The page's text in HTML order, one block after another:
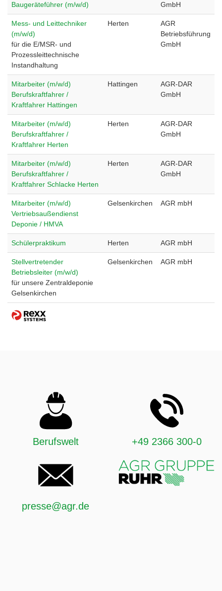
Baugeräteführer (m/w/d)
GmbH
Mess- und Leittechniker
(m/w/d)
für die E/MSR- und
Prozessleittechnische
Instandhaltung
Herten
AGR
Betriebsführung
GmbH
Mitarbeiter (m/w/d)
Berufskraftfahrer /
Kraftfahrer Hattingen
Hattingen
AGR-DAR
GmbH
Mitarbeiter (m/w/d)
Berufskraftfahrer /
Kraftfahrer Herten
Herten
AGR-DAR
GmbH
Mitarbeiter (m/w/d)
Berufskraftfahrer /
Kraftfahrer Schlacke Herten
Herten
AGR-DAR
GmbH
Mitarbeiter (m/w/d)
Vertriebsaußendienst
Deponie / HMVA
Gelsenkirchen AGR mbH
Schülerpraktikum Herten AGR mbH
Stellvertretender
Betriebsleiter (m/w/d)
für unsere Zentraldeponie
Gelsenkirchen
Gelsenkirchen AGR mbH
Berufswelt +49 2366 300-0
presse@agr.de